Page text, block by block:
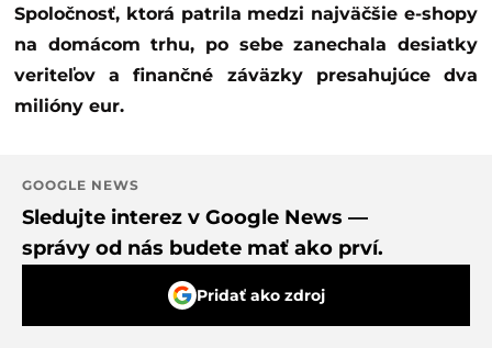
Spoločnosť, ktorá patrila medzi najväčšie e-shopy
na domácom trhu, po sebe zanechala desiatky
veriteľov a finančné záväzky presahujúce dva
milióny eur.
GOOGLE NEWS
Sledujte interez v Google News —
správy od nás budete mať ako prví.
Pridať ako zdroj